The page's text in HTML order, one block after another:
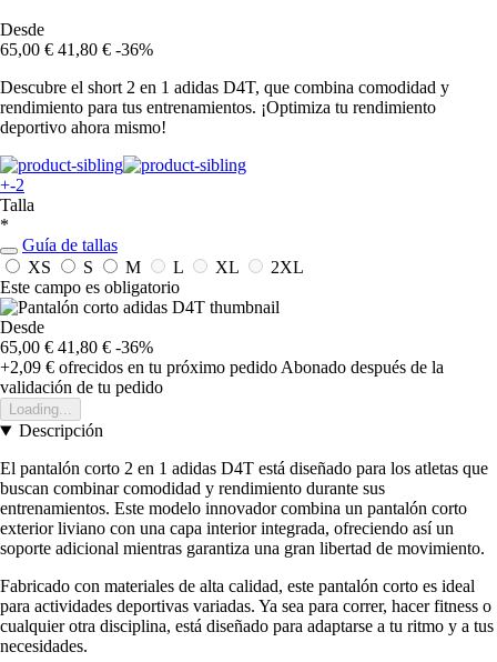
Desde
65,00 € 41,80 € -36%
Descubre el short 2 en 1 adidas D4T, que combina comodidad y
rendimiento para tus entrenamientos. ¡Optimiza tu rendimiento
deportivo ahora mismo!
+-2
Talla
*
Guía de tallas
XS
S M L XL
2XL
Este campo es obligatorio
Desde
65,00 € 41,80 € -36%
+2,09 € ofrecidos en tu próximo pedido Abonado después de la
validación de tu pedido
Loading...
Descripción
El pantalón corto 2 en 1 adidas D4T está diseñado para los atletas que
buscan combinar comodidad y rendimiento durante sus
entrenamientos. Este modelo innovador combina un pantalón corto
exterior liviano con una capa interior integrada, ofreciendo así un
soporte adicional mientras garantiza una gran libertad de movimiento.
Fabricado con materiales de alta calidad, este pantalón corto es ideal
para actividades deportivas variadas. Ya sea para correr, hacer fitness o
cualquier otra disciplina, está diseñado para adaptarse a tu ritmo y a tus
necesidades.